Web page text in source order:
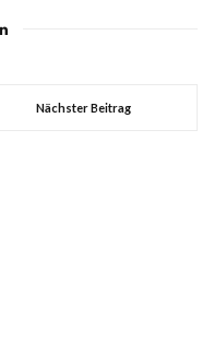
Nächster Beitrag